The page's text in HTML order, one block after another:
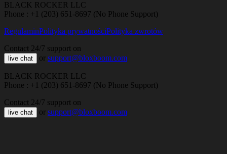
BLACK ROCKER LLC
Phone : +1 (203) 651-8697 (No Phone Support)
RegulaminPolityka prywatnościPolityka zwrotów
Contact 24/7 support on
live chat or support@bloxboom.com
BLACK ROCKER LLC
Phone : +1 (203) 651-8697 (No Phone Support)
Contact 24/7 support on
live chat or support@bloxboom.com